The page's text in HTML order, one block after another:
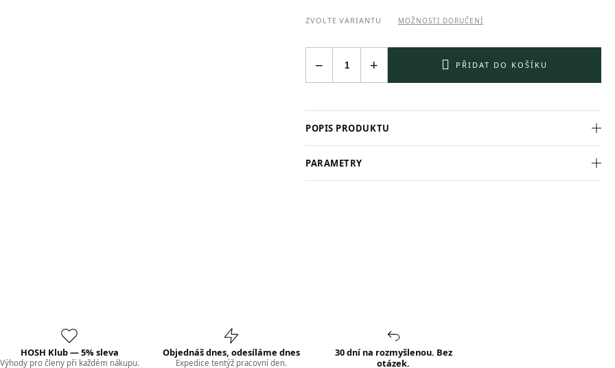
ZVOLTE VARIANTU MOŽNOSTI DORUČENÍ
+
− PŘIDAT DO KOŠÍKU
POPIS PRODUKTU
PARAMETRY
HOSH Klub — 5% sleva
Výhody pro členy při každém nákupu.
Objednáš dnes, odesíláme dnes
Expedice tentýž pracovní den.
30 dní na rozmyšlenou. Bez
otázek.